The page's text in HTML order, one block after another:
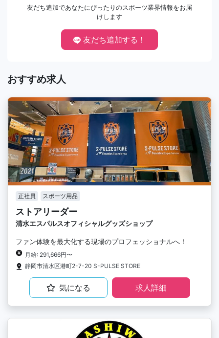
友だち追加であなたにぴったりのスポーツ業界情報をお届
けします
友だち追加する！
おすすめ求人
正社員 スポーツ用品
ストアリーダー
清水エスパルスオフィシャルグッズショップ
ファン体験を最大化する現場のプロフェッショナルへ！
月給: 291,666円〜
静岡市清水区港町2-7-20 S-PULSE STORE
気になる 求人詳細